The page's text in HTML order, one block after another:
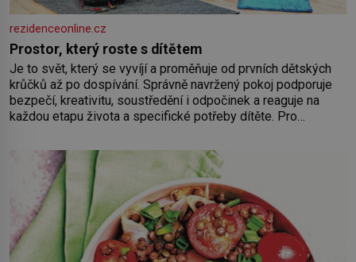
rezidenceonline.cz
Prostor, který roste s dítětem
Je to svět, který se vyvíjí a proměňuje od prvních dětských
krůčků až po dospívání. Správně navržený pokoj podporuje
bezpečí, kreativitu, soustředění i odpočinek a reaguje na
každou etapu života a specifické potřeby dítěte. Pro
by pokoj miminka měl působit především klidně a útulně.
Předškolní věk je